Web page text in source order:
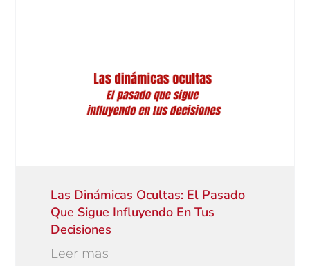
Las Dinámicas Ocultas: El Pasado
Que Sigue Influyendo En Tus
Decisiones
Leer mas